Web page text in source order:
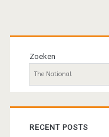
Primaire
sidebar
Zoeken
RECENT POSTS